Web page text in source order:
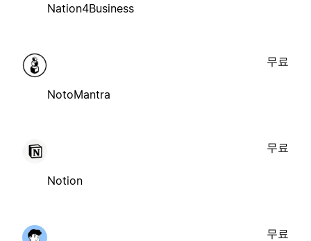
Nation4Business
NotoMantra
무료
Notion
무료
무료